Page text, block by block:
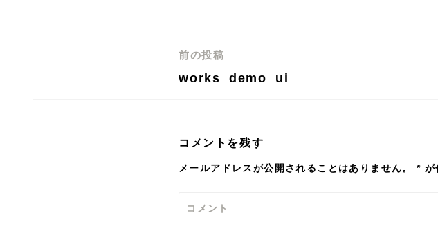
前の投稿
works_demo_ui
コメントを残す
メールアドレスが公開されることはありません。 * が
コメント